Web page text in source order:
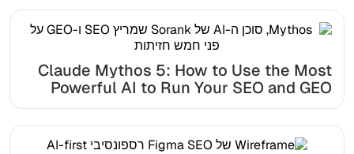
Claude Mythos 5: How to Use the Most
Powerful AI to Run Your SEO and GEO